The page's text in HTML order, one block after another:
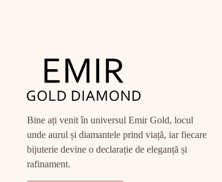
Bine ați venit în universul Emir Gold, locul
unde aurul și diamantele prind viață, iar fiecare
bijuterie devine o declarație de eleganță și
rafinament.